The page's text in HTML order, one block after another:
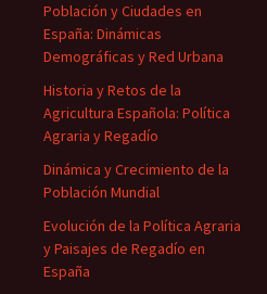
Población y Ciudades en
España: Dinámicas
Demográficas y Red Urbana
Historia y Retos de la
Agricultura Española: Política
Agraria y Regadío
Dinámica y Crecimiento de la
Población Mundial
Evolución de la Política Agraria
y Paisajes de Regadío en
España